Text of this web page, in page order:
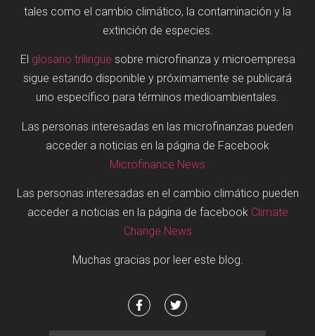
tales como el cambio climático, la contaminación y la
extinción de especies.
El glosario trilingüe sobre microfinanza y microempresa
sigue estando disponible y próximamente se publicará
uno específico para términos medioambientales.
Las personas interesadas en las microfinanzas pueden
acceder a noticias en la página de Facebook
Microfinance News
Las personas interesadas en el cambio climático pueden
acceder a noticias en la página de facebook Climate
Change News
Muchas gracias por leer este blog.